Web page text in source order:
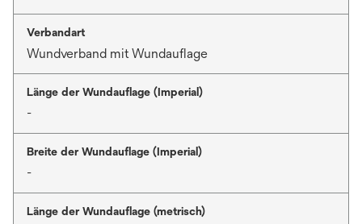
Verbandart
Wundverband mit Wundauflage
Länge der Wundauflage (Imperial)
-
Breite der Wundauflage (Imperial)
-
Länge der Wundauflage (metrisch)